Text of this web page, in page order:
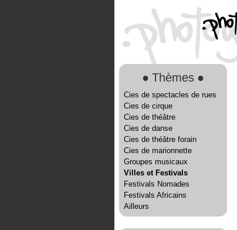
● Thèmes ●
Cies de spectacles de rues
Cies de cirque
Cies de théâtre
Cies de danse
Cies de théâtre forain
Cies de marionnette
Groupes musicaux
Villes et Festivals
Festivals Nomades
Festivals Africains
Ailleurs